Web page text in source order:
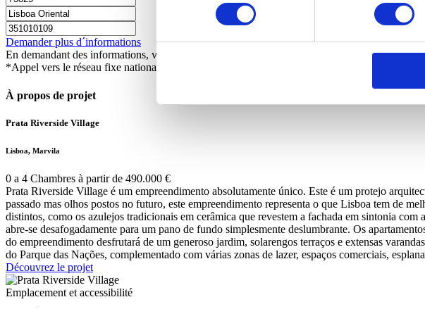
Demander plus d´informations
En demandant des informations, vous autorisez Sotheby's International à conserver vos
*Appel vers le réseau fixe national
À propos de projet
Prata Riverside Village
Lisboa, Marvila
0 a 4 Chambres à partir de 490.000 €
Prata Riverside Village é um empreendimento absolutamente único. Este é um protejo
passado mas olhos postos no futuro, este empreendimento representa o que Lisboa tem de
distintos, como os azulejos tradicionais em cerâmica que revestem a fachada em sintonia
abre-se desafogadamente para um pano de fundo simplesmente deslumbrante. Os
do empreendimento desfrutará de um generoso jardim, solarengos terraços e extensas
do Parque das Nações, complementado com várias zonas de lazer, espaços comerciais,
Découvrez le projet
Emplacement et accessibilité